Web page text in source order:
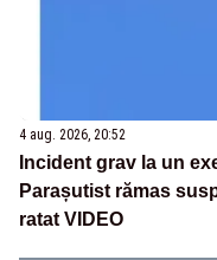
4 aug. 2026, 20:52
Incident grav la un
Parașutist rămas
ratat VIDEO